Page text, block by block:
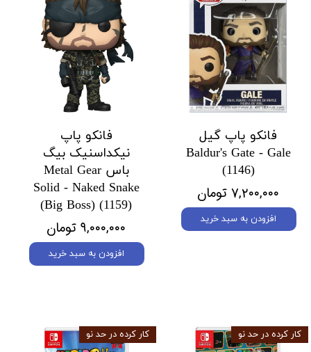
فانکو پاپ گیل
Baldur's Gate - Gale
(1146)
۷,۲۰۰,۰۰۰ تومان
افزودن به سبد خرید
فانکو پاپ
نیکداسنیک بیگ
باس Metal Gear
Solid - Naked Snake
(Big Boss) (1159)
۹,۰۰۰,۰۰۰ تومان
افزودن به سبد خرید
کار کرده در حد نو کار کرده در حد نو